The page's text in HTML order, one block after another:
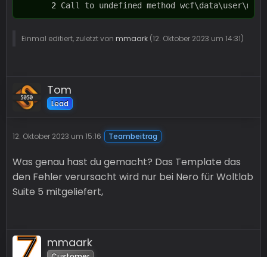
Call to undefined method
Einmal editiert, zuletzt von mmaark (12. Oktober 2023 um 14:31)
Tom
Lead
12. Oktober 2023 um 15:16 Teambeitrag
Was genau hast du gemacht? Das Template das
den Fehler verursacht wird nur bei Nero für Woltlab
Suite 5 mitgeliefert,
mmaark